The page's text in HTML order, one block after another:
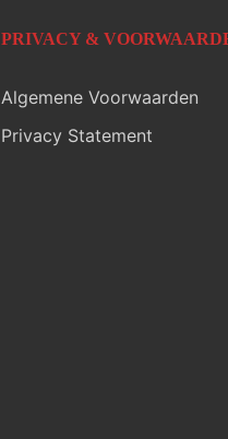
PRIVACY &
Algemene Voorwaarden
Privacy Statement